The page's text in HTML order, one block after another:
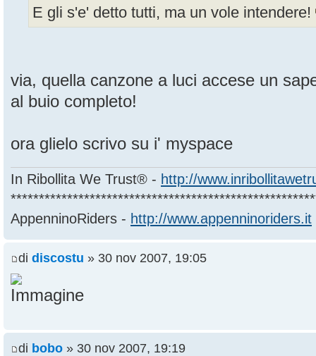
E gli s'e' detto tutti, ma un vole intendere!
via, quella canzone a luci accese un
al buio completo!
ora glielo scrivo su i' myspace
In Ribollita We Trust® - http://
AppenninoRiders - http://www.appenninoriders.it
di discostu » 30 nov 2007, 19:05
di bobo » 30 nov 2007, 19:19